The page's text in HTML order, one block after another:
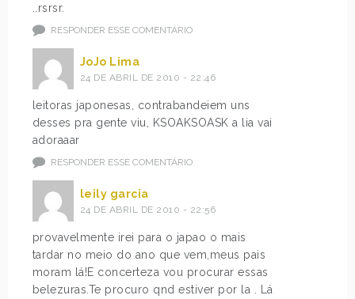
..rsrsr.
RESPONDER ESSE COMENTÁRIO
JoJo Lima
24 DE ABRIL DE 2010 - 22:46
leitoras japonesas, contrabandeiem uns
desses pra gente viu, KSOAKSOASK a lia vai
adoraaar
RESPONDER ESSE COMENTÁRIO
leily garcia
24 DE ABRIL DE 2010 - 22:56
provavelmente irei para o japao o mais
tardar no meio do ano que vem,meus pais
moram lá!E concerteza vou procurar essas
belezuras.Te procuro qnd estiver por la . Lá